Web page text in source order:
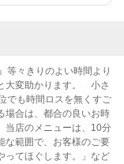
等々きりのよい時間より
大変助かります。 小さ
でも時間ロスを無くすご
合は、都合の良いお時
店のメニューは、10分
な範囲で、お客様のご要
ってほぐします。」など